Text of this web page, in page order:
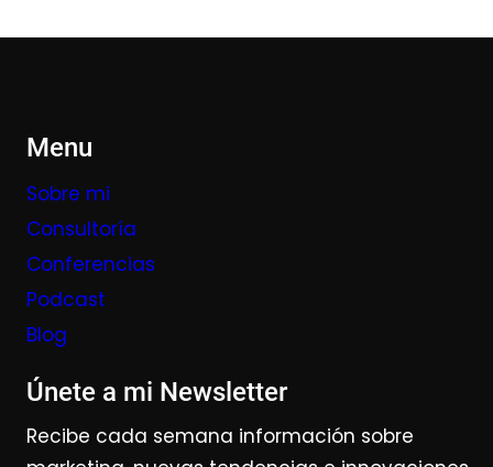
Menu
Sobre mi
Consultoría
Conferencias
Podcast
Blog
Únete a mi Newsletter
Recibe cada semana información sobre